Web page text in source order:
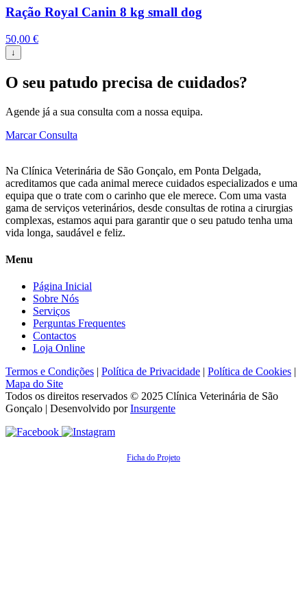
Ração Royal Canin 8 kg small dog
50,00 €
↓
O seu patudo precisa de cuidados?
Agende já a sua consulta com a nossa equipa.
Marcar Consulta
Na Clínica Veterinária de São Gonçalo, em Ponta Delgada,
acreditamos que cada animal merece cuidados especializados e uma
equipa que o trate com o carinho que ele merece. Com uma vasta
gama de serviços veterinários, desde consultas de rotina a cirurgias
complexas, estamos aqui para garantir que o seu patudo tenha uma
vida longa, saudável e feliz.
Menu
Página Inicial
Sobre Nós
Serviços
Perguntas Frequentes
Contactos
Loja Online
Termos e Condições | Política de Privacidade | Política de Cookies |
Mapa do Site
Todos os direitos reservados © 2025 Clínica Veterinária de São
Gonçalo | Desenvolvido porInsurgente
Ficha do Projeto